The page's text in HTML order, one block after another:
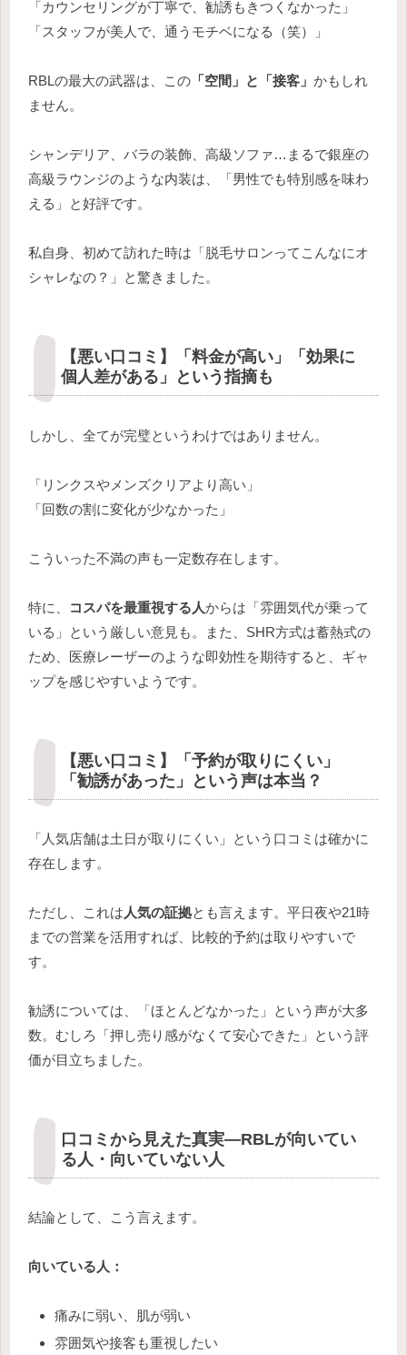
「カウンセリングが丁寧で、勧誘もきつくなかった」
「スタッフが美人で、通うモチベになる（笑）」
RBLの最大の武器は、この 「空間」と「接客」 かもしれ
ません。
シャンデリア、バラの装飾、高級ソファ…まるで銀座の
高級ラウンジのような内装は、「男性でも特別感を味わ
える」と好評です。
私自身、初めて訪れた時は「脱毛サロンってこんなにオ
シャレなの？」と驚きました。
【悪い口コミ】「料金が高い」「効果に
個人差がある」という指摘も
しかし、全てが完璧というわけではありません。
「リンクスやメンズクリアより高い」
「回数の割に変化が少なかった」
こういった不満の声も一定数存在します。
特に、 コスパを最重視する人からは「雰囲気代が乗って
いる」という厳しい意見も。また、SHR方式は蓄熱式の
ため、医療レーザーのような即効性を期待すると、ギャ
ップを感じやすいようです。
【悪い口コミ】「予約が取りにくい」
「勧誘があった」という声は本当？
「人気店舗は土日が取りにくい」という口コミは確かに
存在します。
ただし、これは 人気の証拠とも言えます。平日夜や21時
までの営業を活用すれば、比較的予約は取りやすいで
す。
勧誘については、「ほとんどなかった」という声が大多
数。むしろ「押し売り感がなくて安心できた」という評
価が目立ちました。
口コミから見えた真実―RBLが向いてい
る人・向いていない人
結論として、こう言えます。
向いている人：
痛みに弱い、肌が弱い
雰囲気や接客も重視したい